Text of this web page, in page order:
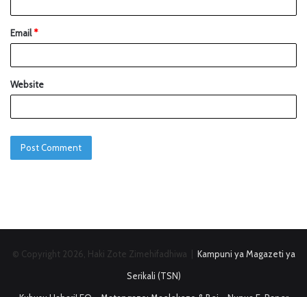
Email*
Website
© Copyright 2026, Haki Zote Zimehifadhiwa | Kampuni ya Magazeti ya
Serikali (TSN)